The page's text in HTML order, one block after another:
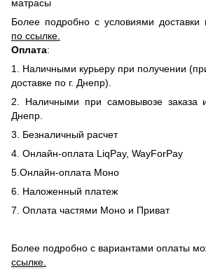
матрасы
Более подробно с условиями доставки
по ссылке
Оплата:
1. Наличными курьеру при получении
доставке по г. Днепр).
2. Наличными при самовывозе заказа
Днепр.
3. Безналичный расчет
4. Онлайн-оплата LiqPay, WayForPay
5.Онлайн-оплата Моно
6. Наложенный платеж
7. Оплата частями Моно и Приват
Более подробно с вариантами оплаты
ссылке